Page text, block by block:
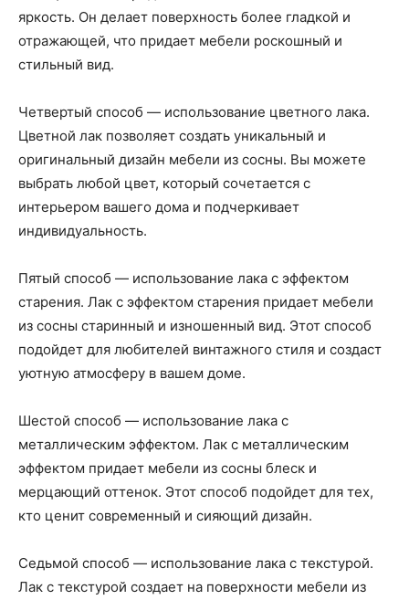
яркость. Он делает поверхность более гладкой и
отражающей, что придает мебели роскошный и
стильный вид.
Четвертый способ — использование цветного лака.
Цветной лак позволяет создать уникальный и
оригинальный дизайн мебели из сосны. Вы можете
выбрать любой цвет, который сочетается с
интерьером вашего дома и подчеркивает
индивидуальность.
Пятый способ — использование лака с эффектом
старения. Лак с эффектом старения придает мебели
из сосны старинный и изношенный вид. Этот способ
подойдет для любителей винтажного стиля и создаст
уютную атмосферу в вашем доме.
Шестой способ — использование лака с
металлическим эффектом. Лак с металлическим
эффектом придает мебели из сосны блеск и
мерцающий оттенок. Этот способ подойдет для тех,
кто ценит современный и сияющий дизайн.
Седьмой способ — использование лака с текстурой.
Лак с текстурой создает на поверхности мебели из